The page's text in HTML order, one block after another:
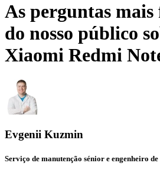
As perguntas mais
do nosso público
Xiaomi Redmi
Evgenii Kuzmin
Serviço de manutenção sénior e engenheiro